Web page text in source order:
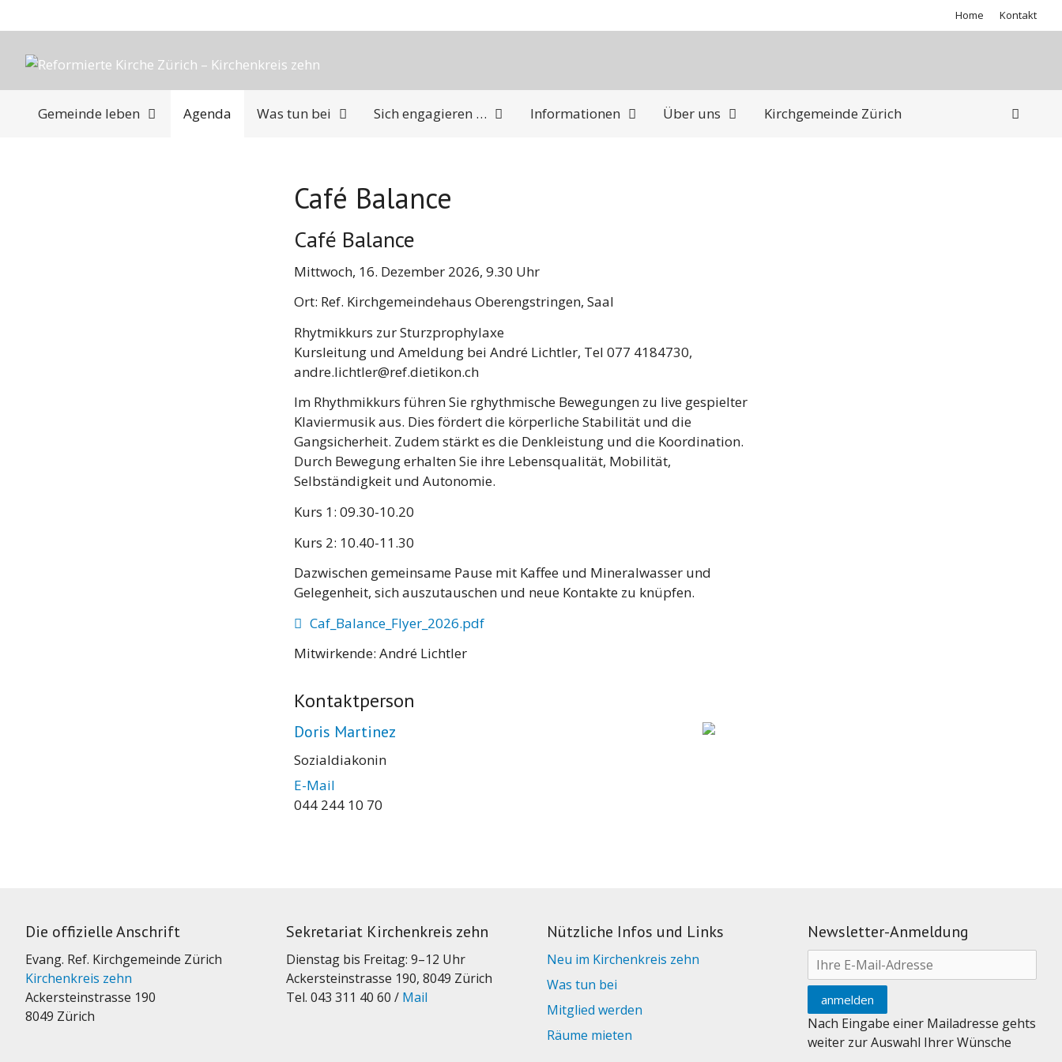
zum
Home Kontakt
Gemeinde leben Agenda Was tun bei Sich engagieren … Informationen Über uns Kirchgemeinde Zürich
Café Balance
Café Balance
Mittwoch, 16. Dezember 2026, 9.30 Uhr
Ort: Ref. Kirchgemeindehaus Oberengstringen, Saal
Rhytmikkurs zur Sturzprophylaxe
Kursleitung und Ameldung bei André Lichtler, Tel 077 4184730,
andre.lichtler@ref.dietikon.ch
Im Rhythmikkurs führen Sie rghythmische Bewegungen zu live gespielter
Klaviermusik aus. Dies fördert die körperliche Stabilität und die
Gangsicherheit. Zudem stärkt es die Denkleistung und die Koordination.
Durch Bewegung erhalten Sie ihre Lebensqualität, Mobilität,
Selbständigkeit und Autonomie.
Kurs 1: 09.30-10.20
Kurs 2: 10.40-11.30
Dazwischen gemeinsame Pause mit Kaffee und Mineralwasser und
Gelegenheit, sich auszutauschen und neue Kontakte zu knüpfen.
Caf_Balance_Flyer_2026.pdf
Mitwirkende: André Lichtler
Kontaktperson
Doris Martinez
Sozialdiakonin
E-Mail
044 244 10 70
Die offizielle Anschrift
Evang. Ref. Kirchgemeinde Zürich
Kirchenkreis zehn
Ackersteinstrasse 190
8049 Zürich
Sekretariat Kirchenkreis zehn
Dienstag bis Freitag: 9–12 Uhr
Ackersteinstrasse 190, 8049 Zürich
Tel. 043 311 40 60 / Mail
Nützliche Infos und Links
Neu im Kirchenkreis zehn
Was tun bei
Mitglied werden
Räume mieten
Newsletter-Anmeldung
Nach Eingabe einer Mailadresse gehts
weiter zur Auswahl Ihrer Wünsche